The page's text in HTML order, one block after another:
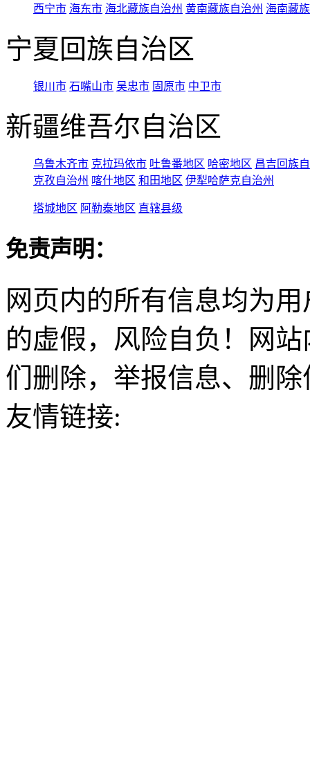
西宁市 海东市 海北藏族自治州 黄南藏族自治州 海南藏
宁夏回族自治区
银川市 石嘴山市 吴忠市 固原市 中卫市
新疆维吾尔自治区
乌鲁木齐市 克拉玛依市 吐鲁番地区 哈密地区 昌吉回族
克孜自治州 喀什地区 和田地区 伊犁哈萨克自治州
塔城地区 阿勒泰地区 直辖县级
免责声明：
网页内的所有信息均为
的虚假，风险自负！网
们删除，举报信息、删
友情链接: